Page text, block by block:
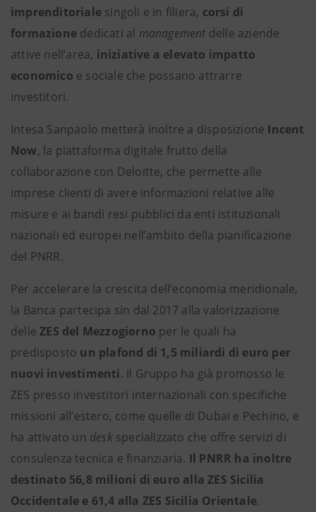
imprenditoriale singoli e in filiera, corsi di
formazione dedicati al managementdelle aziende
attive nell’area, iniziative a elevato impatto
economico e sociale che possano attrarre
investitori.
Intesa Sanpaolo metterà inoltre a disposizione Incent
Now, la piattaforma digitale frutto della
collaborazione con Deloitte, che permette alle
imprese clienti di avere informazioni relative alle
misure e ai bandi resi pubblici da enti istituzionali
nazionali ed europei nell’ambito della pianificazione
del PNRR.
Per accelerare la crescita dell’economia meridionale,
la Banca partecipa sin dal 2017 alla valorizzazione
delleZES del Mezzogiorno per le quali ha
predisposto un plafond di 1,5 miliardi di euro per
nuovi investimenti. Il Gruppo ha già promosso le
ZES presso investitori internazionali con specifiche
missioni all’estero, come quelle di Dubai e Pechino, e
ha attivato un deskspecializzato che offre servizi di
consulenza tecnica e finanziaria. Il PNRR ha inoltre
destinato 56,8 milioni di euro alla ZES Sicilia
Occidentale e 61,4 alla ZES Sicilia Orientale.